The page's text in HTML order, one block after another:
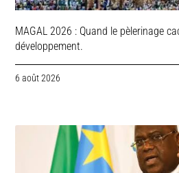
MAGAL 2026 : Quand le pèlerinage
développement.
6 août 2026